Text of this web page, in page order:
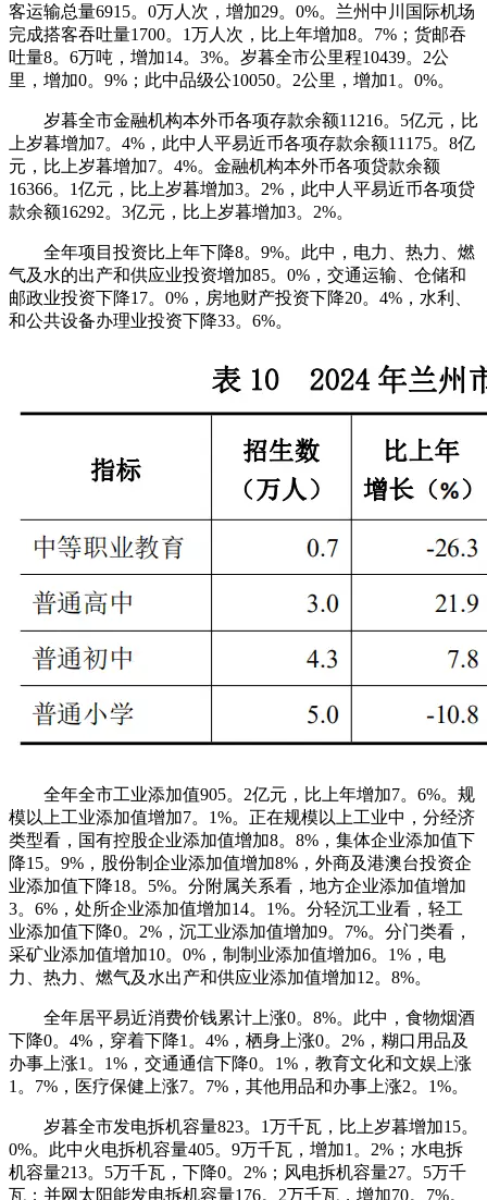
客运输总量6915。0万人次，增加29。0%。兰州中川国际机场
完成搭客吞吐量1700。1万人次，比上年增加8。7%；货邮吞
吐量8。6万吨，增加14。3%。岁暮全市公里程10439。2公
里，增加0。9%；此中品级公10050。2公里，增加1。0%。
岁暮全市金融机构本外币各项存款余额11216。5亿元，比
上岁暮增加7。4%，此中人平易近币各项存款余额11175。8亿
元，比上岁暮增加7。4%。金融机构本外币各项贷款余额
16366。1亿元，比上岁暮增加3。2%，此中人平易近币各项贷
款余额16292。3亿元，比上岁暮增加3。2%。
全年项目投资比上年下降8。9%。此中，电力、热力、燃
气及水的出产和供应业投资增加85。0%，交通运输、仓储和
邮政业投资下降17。0%，房地财产投资下降20。4%，水利、
和公共设备办理业投资下降33。6%。
全年全市工业添加值905。2亿元，比上年增加7。6%。规
模以上工业添加值增加7。1%。正在规模以上工业中，分经济
类型看，国有控股企业添加值增加8。8%，集体企业添加值下
降15。9%，股份制企业添加值增加8%，外商及港澳台投资企
业添加值下降18。5%。分附属关系看，地方企业添加值增加
3。6%，处所企业添加值增加14。1%。分轻沉工业看，轻工
业添加值下降0。2%，沉工业添加值增加9。7%。分门类看，
采矿业添加值增加10。0%，制制业添加值增加6。1%，电
力、热力、燃气及水出产和供应业添加值增加12。8%。
全年居平易近消费价钱累计上涨0。8%。此中，食物烟酒
下降0。4%，穿着下降1。4%，栖身上涨0。2%，糊口用品及
办事上涨1。1%，交通通信下降0。1%，教育文化和文娱上涨
1。7%，医疗保健上涨7。7%，其他用品和办事上涨2。1%。
岁暮全市发电拆机容量823。1万千瓦，比上岁暮增加15。
0%。此中火电拆机容量405。9万千瓦，增加1。2%；水电拆
机容量213。5万千瓦，下降0。2%；风电拆机容量27。5万千
瓦；并网太阳能发电拆机容量176。2万千瓦，增加70。7%。